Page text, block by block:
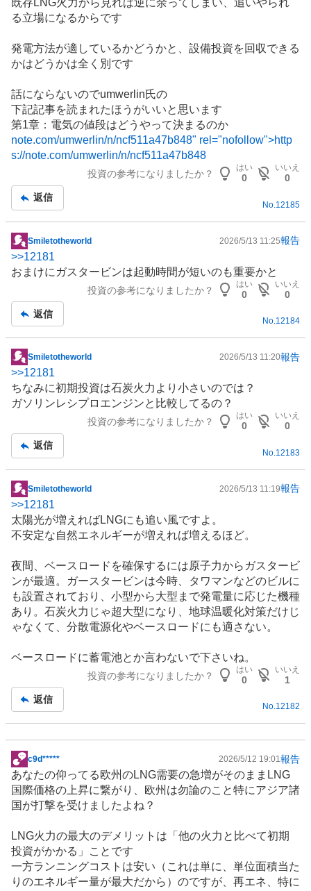
記
事
既存LNG火力から見れば逆に余ってしまい、追いやられ
る立場になるからです
発電方法が適しているかどうかと、 設備投資を回収できる
かはどうかは全く別です
話にならないのでumwerlin氏の
下記記事を読まれたほうがいいと思います
第1章：電気の値段はどうやって決まるのか
note.com/umwerlin/n/ncf511a47b848" rel="nofollow">http
s://note.com/umwerlin/n/ncf511a47b848
投資の参考になりましたか？
はい
0
いいえ
0
返信
No. 12185
掲
示
板
Smiletotheworld 2026/5/13 11:25報告
>>12181
おまけに ガスタービンは起動時間が短いのも重要かと
投資の参考になりましたか？
はい
0
いいえ
0
返信
No.12184
掲
示
板
記
Smiletotheworld 2026/5/13 11:20報告
>>12181
ちなみに初期投資は石炭火力より小さいのでは？
ガソリンレシプロエンジンと比較してるの？
投資の参考になりましたか？
はい
0
いいえ
0
返信
No. 12183
掲
示
板
記
Smiletotheworld 2026/5/13 11:19報告
>>12181
太陽光が増えればLNGにも追い風ですよ。
不安定な自然エネルギーが増えれば増えるほど。
夜間、ベースロードを確保するには原子力から ガスタービ
ンが最適。ガースタービンは今時、タワマンなどのビルに
も設置されており、小型から大型まで発電量に応じた機種
あり。石炭火力じゃ超大型になり、地球温暖化対策だけじ
ゃなくて、分散電源化やベースロードにも適さない。
ベースロードに蓄電池とか言わないで下さいね。
投資の参考になりましたか？
はい
0
いいえ
1
返信
No.12182
掲
示
板
記
c9d***** 2026/5/12 19:01報告
あなたの仰ってる欧州のLNG需要の急増がそのままLNG
国際価格の上昇に繋がり、欧州は勿論のこと特にアジア諸
国が打撃を受けましたよね？
LNG火力の最大のデメリットは「他の火力と比べて初期
投資がかかる」ことです
一方ランニングコストは安い（これは単に、単位面積当た
りのエネルギー量が最大だから）のですが、再エネ、特に